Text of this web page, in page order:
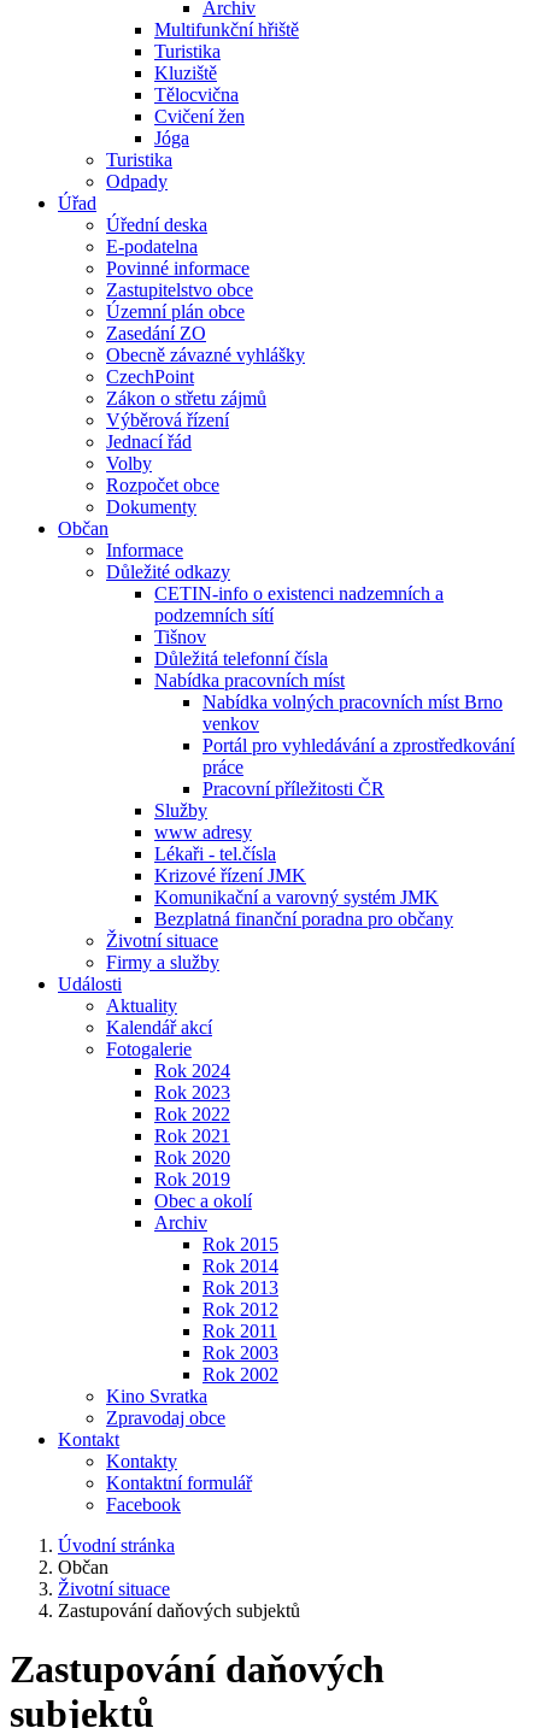
Archiv
Multifunkční hřiště
Turistika
Kluziště
Tělocvična
Cvičení žen
Jóga
Turistika
Odpady
Úřad
Úřední deska
E-podatelna
Povinné informace
Zastupitelstvo obce
Územní plán obce
Zasedání ZO
Obecně závazné vyhlášky
CzechPoint
Zákon o střetu zájmů
Výběrová řízení
Jednací řád
Volby
Rozpočet obce
Dokumenty
Občan
Informace
Důležité odkazy
CETIN-info o existenci nadzemních a
podzemních sítí
Tišnov
Důležitá telefonní čísla
Nabídka pracovních míst
Nabídka volných pracovních míst Brno
venkov
Portál pro vyhledávání a zprostředkování
práce
Pracovní příležitosti ČR
Služby
www adresy
Lékaři - tel.čísla
Krizové řízení JMK
Komunikační a varovný systém JMK
Bezplatná finanční poradna pro občany
Životní situace
Firmy a služby
Události
Aktuality
Kalendář akcí
Fotogalerie
Rok 2024
Rok 2023
Rok 2022
Rok 2021
Rok 2020
Rok 2019
Obec a okolí
Archiv
Rok 2015
Rok 2014
Rok 2013
Rok 2012
Rok 2011
Rok 2003
Rok 2002
Kino Svratka
Zpravodaj obce
Kontakt
Kontakty
Kontaktní formulář
Facebook
Úvodní stránka
Občan
Životní situace
Zastupování daňových subjektů
Zastupování daňových
subjektů